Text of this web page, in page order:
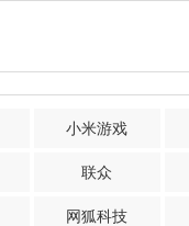
小米游戏
联众
网狐科技